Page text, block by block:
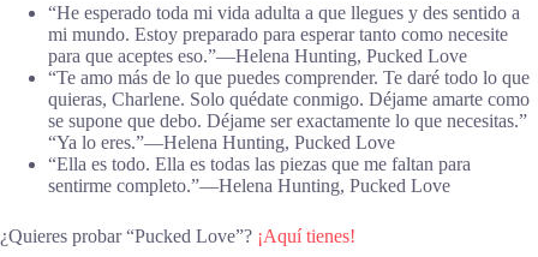
“He esperado toda mi vida adulta a que llegues y des sentido a
mi mundo. Estoy preparado para esperar tanto como necesite
para que aceptes eso.”―Helena Hunting, Pucked Love
“Te amo más de lo que puedes comprender. Te daré todo lo que
quieras, Charlene. Solo quédate conmigo. Déjame amarte como
se supone que debo. Déjame ser exactamente lo que necesitas.”
“Ya lo eres.”―Helena Hunting, Pucked Love
“Ella es todo. Ella es todas las piezas que me faltan para
sentirme completo.”―Helena Hunting, Pucked Love
¿Quieres probar “Pucked Love”? ¡Aquí tienes!